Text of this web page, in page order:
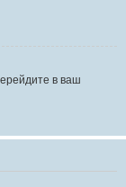
в ваш